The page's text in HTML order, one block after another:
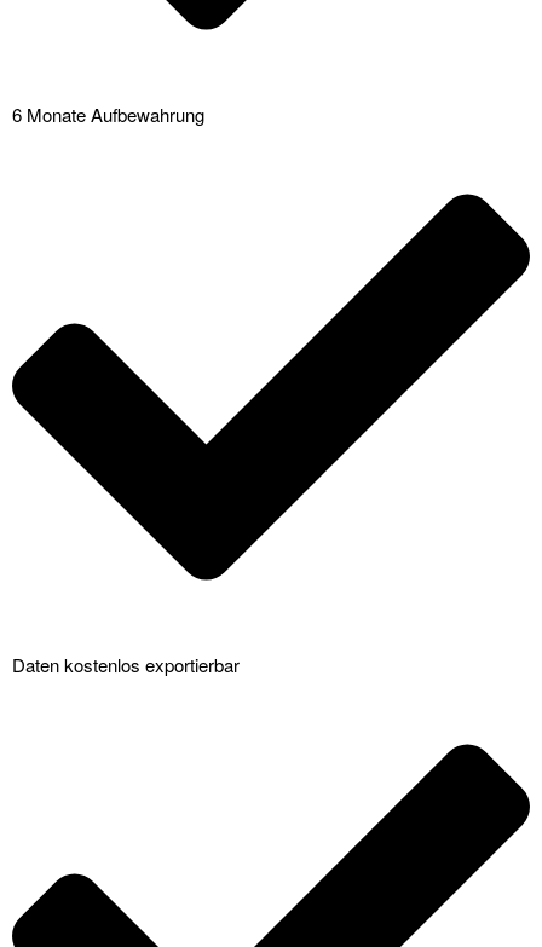
6 Monate Aufbewahrung
Daten kostenlos exportierbar